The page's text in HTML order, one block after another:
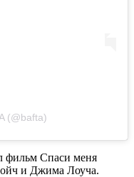
(@bafta)
фильм Спаси меня
и Джима Лоуча.